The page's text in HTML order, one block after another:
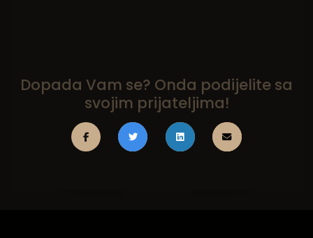
Dopada Vam se? Onda podijelite sa
svojim prijateljima!